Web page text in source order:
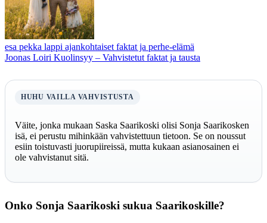
esa pekka lappi ajankohtaiset faktat ja perhe-elämä
Joonas Loiri Kuolinsyy – Vahvistetut faktat ja tausta
HUHU VAILLA VAHVISTUSTA
Väite, jonka mukaan Saska Saarikoski olisi Sonja Saarikosken
isä, ei perustu mihinkään vahvistettuun tietoon. Se on noussut
esiin toistuvasti juorupiireissä, mutta kukaan asianosainen ei
ole vahvistanut sitä.
Onko Sonja Saarikoski sukua Saarikoskille?